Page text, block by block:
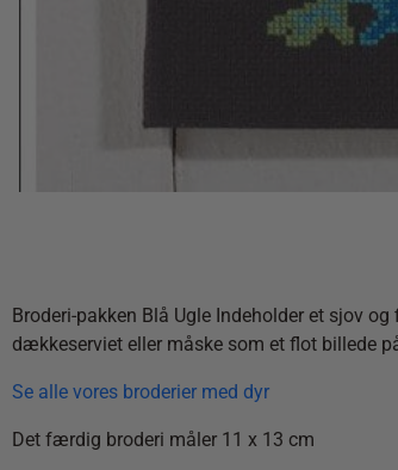
Broderi-pakken Blå Ugle Indeholder et sjov
dækkeserviet eller måske som et flot billede
Se alle vores broderier med dyr
Det færdig broderi måler 11 x 13 cm